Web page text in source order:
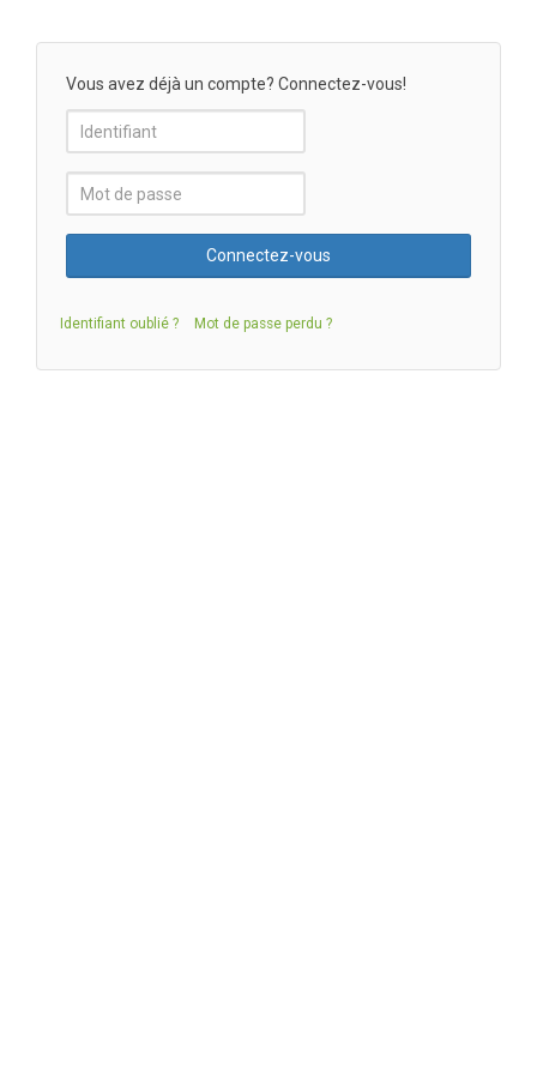
Vous avez déjà un compte? Connectez-vous!
Identifiant oublié ? Mot de passe perdu ?